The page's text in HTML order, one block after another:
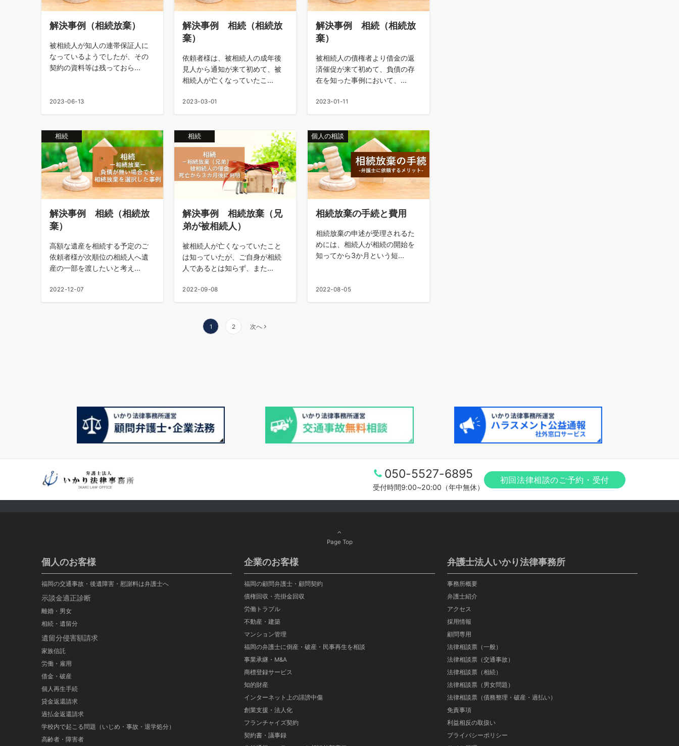
解決事例（相続放棄）
被相続人が知人の連帯保証人に
なっているようでしたが、その
契約の資料等は残っておら...
2023-06-13
解決事例 相続（相続放
棄）
依頼者様は、被相続人の成年後
見人から通知が来て初めて、被
相続人が亡くなっていたこ...
2023-03-01
解決事例 相続（相続放
棄）
被相続人の債権者より借金の返
済催促が来て初めて、負債の存
在を知った事例において、...
2023-01-11
相続
解決事例 相続（相続放
棄）
高額な遺産を相続する予定のご
依頼者様が次順位の相続人へ遺
産の一部を渡したいと考え...
2022-12-07
相続
解決事例 相続放棄（兄
弟が被相続人）
被相続人が亡くなっていたこと
は知っていたが、ご自身が相続
人であるとは知らず、また...
2022-09-08
個人の相談
相続放棄の手続と費用
相続放棄の申述が受理されるた
めには、相続人が相続の開始を
知ってから3か月という短...
2022-08-05
1 2 次へ
050-5527-6895
受付時間9:00~20:00（年中無休）
初回法律相談のご予約・受付
Page Top
個人のお客様
福岡の交通事故・後遺障害・慰謝料は弁護士へ
示談金適正診断
離婚・男女
相続・遺留分
遺留分侵害額請求
家族信託
労働・雇用
借金・破産
個人再生手続
貸金返還請求
過払金返還請求
学校内で起こる問題（いじめ・事故・退学処分）
高齢者・障害者
企業のお客様
福岡の顧問弁護士・顧問契約
債権回収・売掛金回収
労働トラブル
不動産・建築
マンション管理
福岡の弁護士に倒産・破産・民事再生を相談
事業承継・M&A
商標登録サービス
知的財産
インターネット上の誹謗中傷
創業支援・法人化
フランチャイズ契約
契約書・議事録
弁護士法人いかり法律事務所
事務所概要
弁護士紹介
アクセス
採用情報
顧問専用
法律相談票（一般）
法律相談票（交通事故）
法律相談票（相続）
法律相談票（男女問題）
法律相談票（債務整理・破産・過払い）
免責事項
利益相反の取扱い
プライバシーポリシー